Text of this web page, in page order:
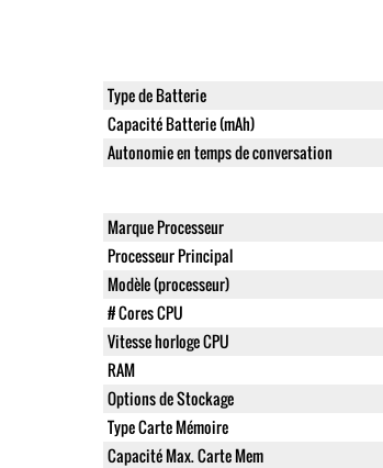
Type de Batterie
Capacité Batterie (mAh)
Autonomie en temps de conversation
Marque Processeur
Processeur Principal
Modèle (processeur)
# Cores CPU
Vitesse horloge CPU
RAM
Options de Stockage
Type Carte Mémoire
Capacité Max. Carte Mem